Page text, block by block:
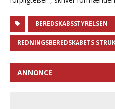
BEREDSKABSSTYRELSEN
REDNINGSBEREDSKABETS
ANNONCE